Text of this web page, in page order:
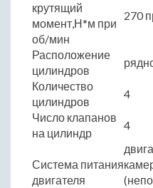
крутящий
момент,Н*м при
об/мин
270
Расположение
цилиндров
Количество
цилиндров
4
Число клапанов
на цилиндр
4
Система питания
двигателя